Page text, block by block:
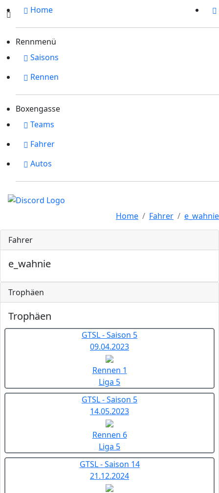
Home
Rennmenü
Saisons
Rennen
Boxengasse
Teams
Fahrer
Autos
Home Fahrer e_wahnie
Fahrer
e_wahnie
Trophäen
Trophäen
GTSL - Saison 5
09.04.2023
Rennen 1
Liga 5
GTSL - Saison 5
14.05.2023
Rennen 6
Liga 5
GTSL - Saison 14
21.12.2024